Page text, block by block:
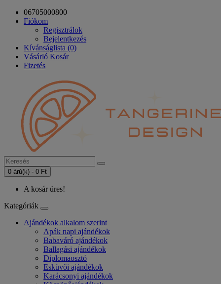
06705000800
Fiókom
Regisztrálok
Bejelentkezés
Kívánságlista (0)
Vásárló Kosár
Fizetés
0 árú(k) - 0 Ft
A kosár üres!
Kategóriák
Ajándékok alkalom szerint
Apák napi ajándékok
Babaváró ajándékok
Ballagási ajándékok
Diplomaosztó
Esküvői ajándékok
Karácsonyi ajándékok